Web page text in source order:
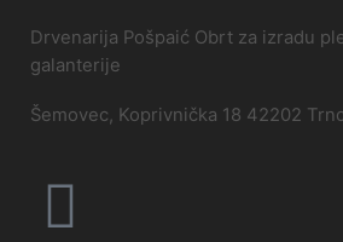
Drvenarija Pošpaić Obrt za izradu
galanterije
Šemovec, Koprivnička 18 42202